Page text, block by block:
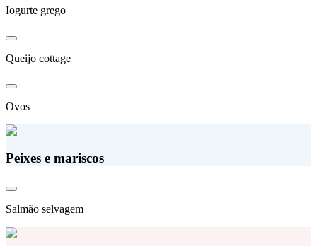
Iogurte grego
Queijo cottage
Ovos
Peixes e mariscos
Salmão selvagem